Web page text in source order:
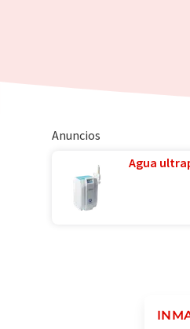
Anuncios
Agua